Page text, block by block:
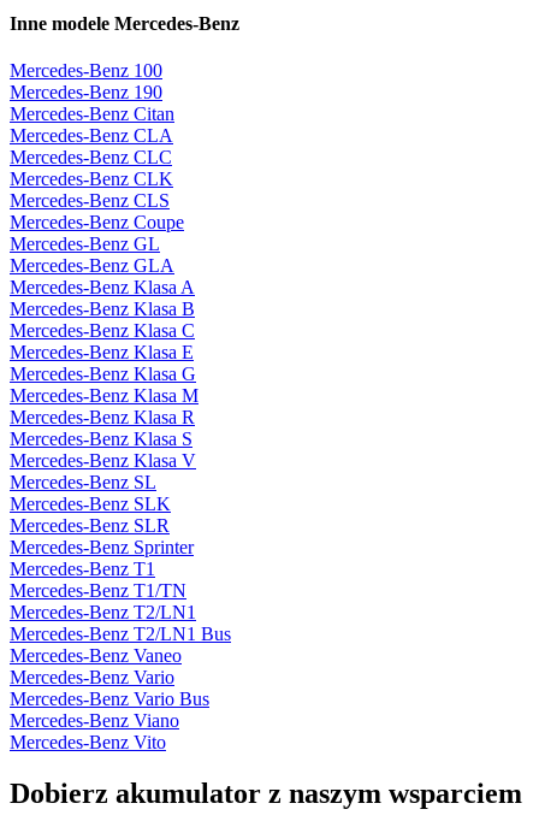
Inne modele Mercedes-Benz
Mercedes-Benz 100
Mercedes-Benz 190
Mercedes-Benz Citan
Mercedes-Benz CLA
Mercedes-Benz CLC
Mercedes-Benz CLK
Mercedes-Benz CLS
Mercedes-Benz Coupe
Mercedes-Benz GL
Mercedes-Benz GLA
Mercedes-Benz Klasa A
Mercedes-Benz Klasa B
Mercedes-Benz Klasa C
Mercedes-Benz Klasa E
Mercedes-Benz Klasa G
Mercedes-Benz Klasa M
Mercedes-Benz Klasa R
Mercedes-Benz Klasa S
Mercedes-Benz Klasa V
Mercedes-Benz SL
Mercedes-Benz SLK
Mercedes-Benz SLR
Mercedes-Benz Sprinter
Mercedes-Benz T1
Mercedes-Benz T1/TN
Mercedes-Benz T2/LN1
Mercedes-Benz T2/LN1 Bus
Mercedes-Benz Vaneo
Mercedes-Benz Vario
Mercedes-Benz Vario Bus
Mercedes-Benz Viano
Mercedes-Benz Vito
Dobierz akumulator z naszym wsparciem